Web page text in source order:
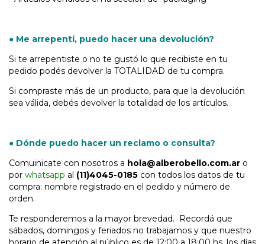
● Me arrepentí, puedo hacer una devolución?
Si te arrepentiste o no te gustó lo que recibiste en tu
pedido podés devolver la TOTALIDAD de tu compra.
Si compraste más de un producto, para que la devolución
sea válida, debés devolver la totalidad de los artículos.
● Dónde puedo hacer un reclamo o consulta?
Comuinicate con nosotros a hola@alberobello.com.ar o
por whatsapp al (11)4045-0185 con todos los datos de tu
compra: nombre registrado en el pedido y número de
orden.
Te responderemos a la mayor brevedad. Recordá que
sábados, domingos y feriados no trabajamos y que nuestro